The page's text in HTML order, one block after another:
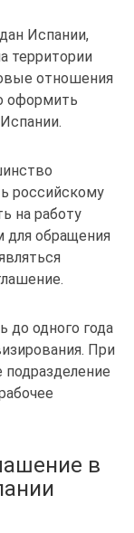
Испании,
территории
отношения
оформить
российскому
на работу
для обращения
до одного года
При
в